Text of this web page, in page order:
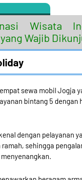
Wisata
Wajib
sewa mobil Jogja
bintang 5 dengan
dengan pelayanan
sehingga